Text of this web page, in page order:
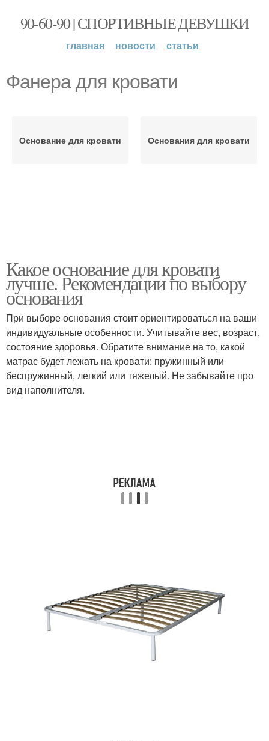
90-60-90 | СПОРТИВНЫЕ ДЕВУШКИ
главная новости статьи
Фанера для кровати
Основание для кровати Основания для кровати
Какое основание для кровати
лучше. Рекомендации по выбору
основания
При выборе основания стоит ориентироваться на ваши
индивидуальные особенности. Учитывайте вес, возраст,
состояние здоровья. Обратите внимание на то, какой
матрас будет лежать на кровати: пружинный или
беспружинный, легкий или тяжелый. Не забывайте про
вид наполнителя.